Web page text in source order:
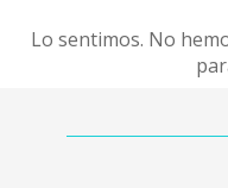
Lo sentimos. No